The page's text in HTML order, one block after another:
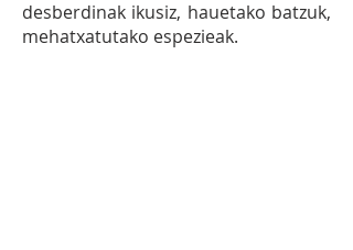
desberdinak ikusiz, hauetako batzuk,
mehatxatutako espezieak.